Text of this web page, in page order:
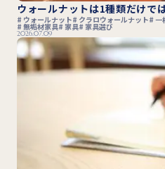
ウォールナットは1種類だけで
ウォールナット クラロウォールナット 一
無垢材家具 家具 家具選び
2026.07.09